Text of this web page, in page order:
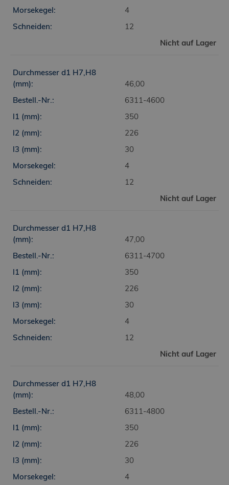
4
12
Nicht auf Lager
46,00
6311-4600
350
226
30
4
12
Nicht auf Lager
47,00
6311-4700
350
226
30
4
12
Nicht auf Lager
48,00
6311-4800
350
226
30
4